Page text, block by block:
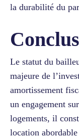
la durabilité du
Le statut du
majeure de
amortissement
un engagement
logements, il
location